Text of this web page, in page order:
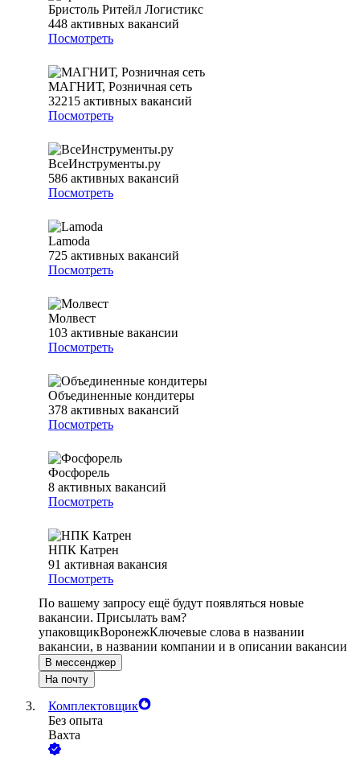
Бристоль Ритейл Логистикс
448 активных вакансий
Посмотреть
МАГНИТ, Розничная сеть
32215 активных вакансий
Посмотреть
ВсеИнструменты.ру
586 активных вакансий
Посмотреть
Lamoda
725 активных вакансий
Посмотреть
Молвест
103 активные вакансии
Посмотреть
Объединенные кондитеры
378 активных вакансий
Посмотреть
Фосфорель
8 активных вакансий
Посмотреть
НПК Катрен
91 активная вакансия
Посмотреть
По вашему запросу ещё будут появляться новые
вакансии. Присылать вам?
упаковщикВоронежКлючевые слова в названии
вакансии, в названии компании и в описании вакансии
В мессенджер
На почту
Комплектовщик
Без опыта
Вахта